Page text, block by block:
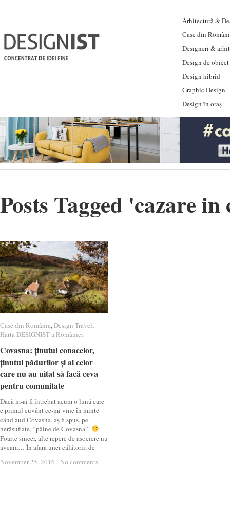
Arhitectură &
Case din
Designeri &
Design de obiect
Design hibrid
Graphic Design
Design în oraș
Posts Tagged 'cazare in
Case din România,Design Travel,
Harta DESIGNIST a României
Covasna: ținutul conacelor,
ținutul pădurilor și al celor
care nu au uitat să facă ceva
pentru comunitate
Dacă m-ai fi întrebat acum o lună care
e primul cuvânt ce-mi vine în minte
când aud Covasna, aș fi spus, pe
nerăsuflate, “pâine de Covasna”.
Foarte sincer, alte repere de asociere nu
aveam… În afara unei călătorii, de
November 25, 2016 / No comments
Case din România Design Travel
Harta DESIGNIST a României
Covasna: ținutul conacelor,
ținutul pădurilor și al celor
care nu au uitat să facă ceva
pentru comunitate
November 25, 2016 / No comments